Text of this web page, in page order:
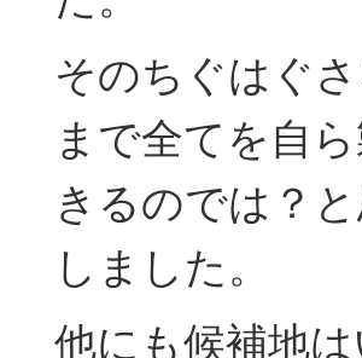
そのちぐはぐ
まで全てを自
きるのでは？
しました。
他にも候補地